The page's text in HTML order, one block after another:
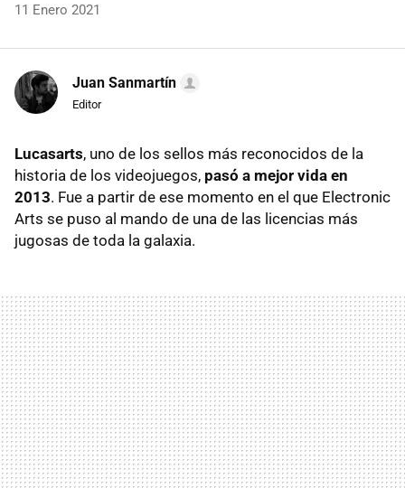
11 Enero 2021
Juan Sanmartín
Editor
Lucasarts, uno de los sellos más reconocidos de la
historia de los videojuegos, pasó a mejor vida en
2013. Fue a partir de ese momento en el que Electronic
Arts se puso al mando de una de las licencias más
jugosas de toda la galaxia.